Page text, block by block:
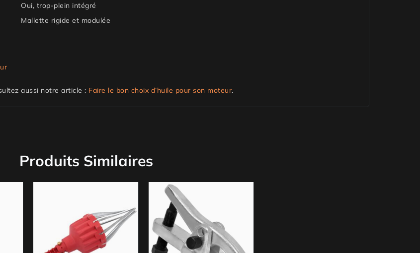
Oui, trop-plein intégré
Mallette rigide et modulée
aussi notre article : Faire le bon choix d’huile pour son moteur.
Produits Similaires